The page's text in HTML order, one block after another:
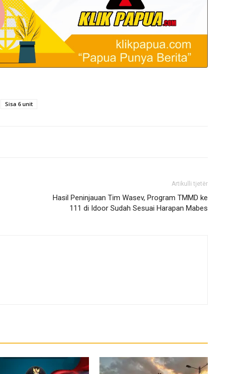
Sisa 6 unit
Artikulli tjetër
Hasil Peninjauan Tim Wasev, Program TMMD ke
111 di Idoor Sudah Sesuai Harapan Mabes